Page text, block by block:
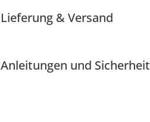
Lieferung & Versand
Anleitungen und Sicherheit